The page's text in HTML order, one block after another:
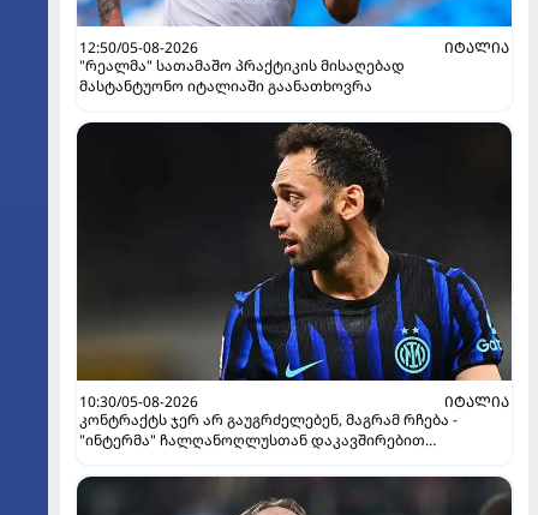
12:50/05-08-2026
ᲘᲢᲐᲚᲘᲐ
"რეალმა" სათამაშო პრაქტიკის მისაღებად
მასტანტუონო იტალიაში გაანათხოვრა
10:30/05-08-2026
ᲘᲢᲐᲚᲘᲐ
კონტრაქტს ჯერ არ გაუგრძელებენ, მაგრამ რჩება -
"ინტერმა" ჩალღანოღლუსთან დაკავშირებით